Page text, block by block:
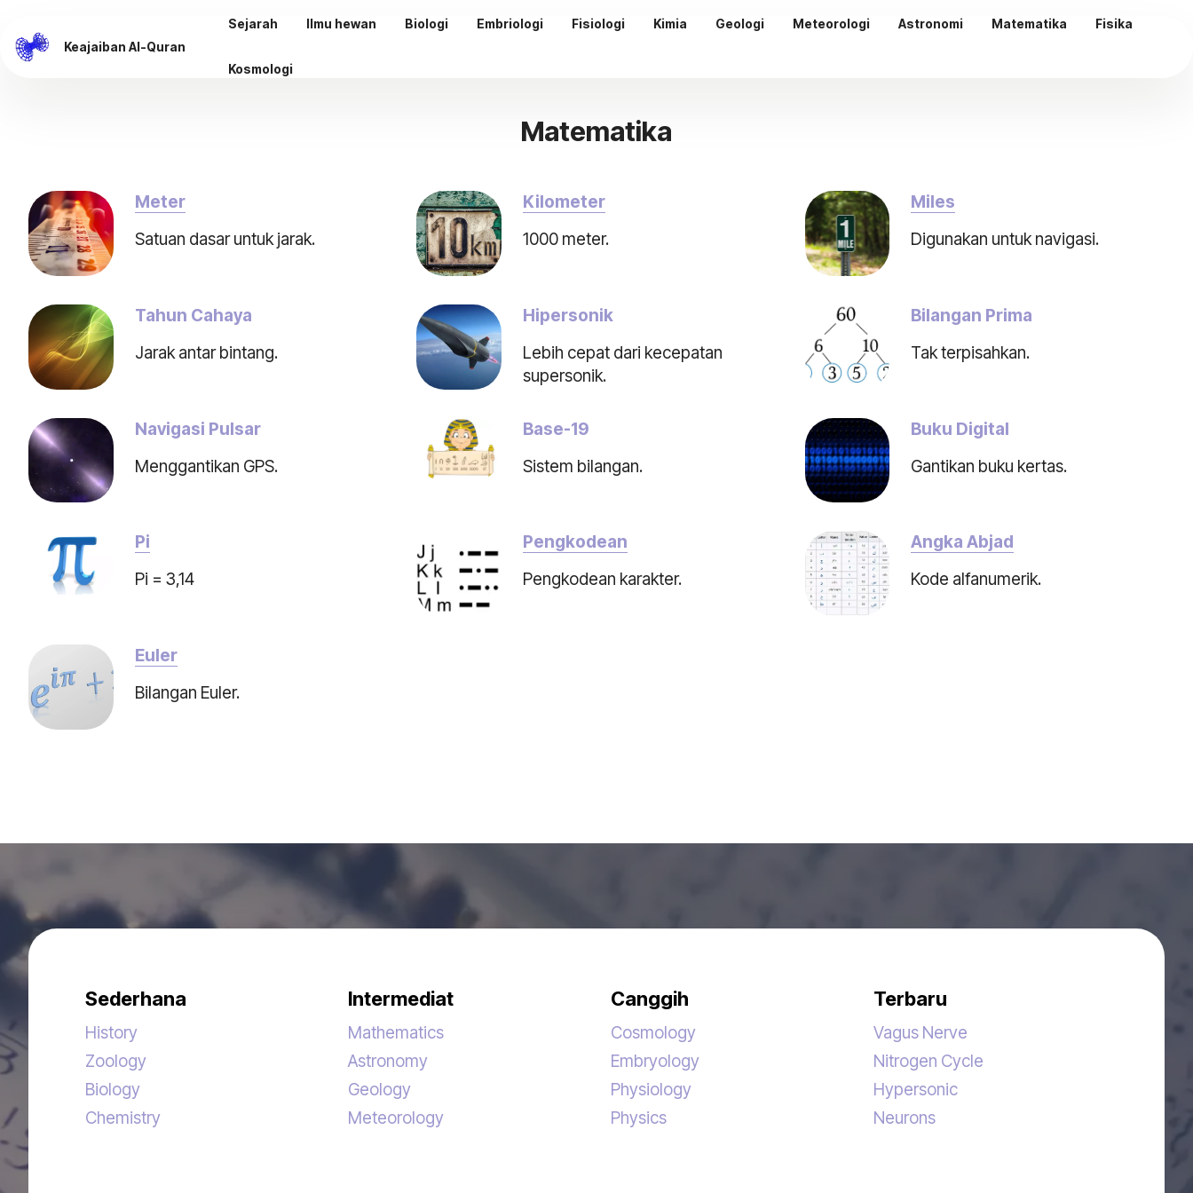
Keajaiban Al-Quran
Sejarah Ilmu hewan Biologi Embriologi Fisiologi Kimia Geologi Meteorologi Astronomi Matematika Fisika
Kosmologi
Matematika
Meter
Satuan dasar untuk jarak.
Kilometer
1000 meter.
Miles
Digunakan untuk navigasi.
Tahun Cahaya
Jarak antar bintang.
Hipersonik
Lebih cepat dari kecepatan
supersonik.
Bilangan Prima
Tak terpisahkan.
Navigasi Pulsar
Menggantikan GPS.
Base-19
Sistem bilangan.
Buku Digital
Gantikan buku kertas.
Pi
Pi = 3,14
Pengkodean
Pengkodean karakter.
Angka Abjad
Kode alfanumerik.
Euler
Bilangan Euler.
Sederhana
History
Zoology
Biology
Chemistry
Intermediat
Mathematics
Astronomy
Geology
Meteorology
Canggih
Cosmology
Embryology
Physiology
Physics
Terbaru
Vagus Nerve
Nitrogen Cycle
Hypersonic
Neurons